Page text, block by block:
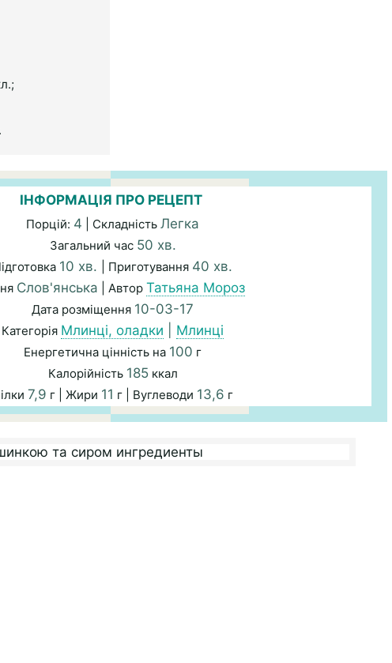
ІНФОРМАЦІЯ ПРО РЕЦЕПТ
Порцій: 4 | Складність Легка
Загальний час 50 хв.
10 хв. | Приготування 40 хв.
Слов'янська | Автор Татьяна Мороз
Дата розміщення 10-03-17
Категорія Млинці, оладки Млинці
Енергетична цінність на 100 г
Калорійність 185ккал
7,9 г | Жири 11 г | Вуглеводи 13,6 г